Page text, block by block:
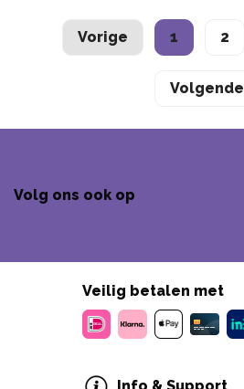
Vorige 1 2
Volgende
Volg ons ook op
Veilig betalen met
Info & Support